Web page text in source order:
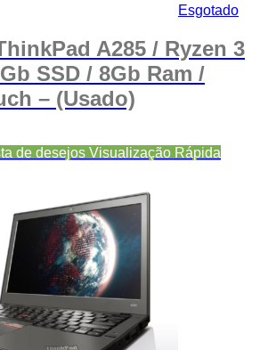
Esgotado
A285 / Ryzen 3
SSD / 8Gb Ram /
– (Usado)
de desejos Visualização Rápida